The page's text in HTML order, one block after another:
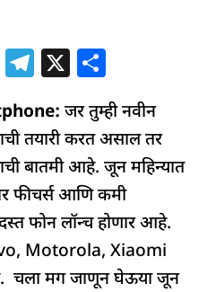
T T
e
g
ra
m
X
h
ar
e
जर तुम्ही नवीन
तयारी करत असाल तर
बातमी आहे. जून महिन्यात
फीचर्स आणि कमी
फोन लॉन्च होणार आहे.
Motorola, Xiaomi
चला मग जाणून घेऊया जून